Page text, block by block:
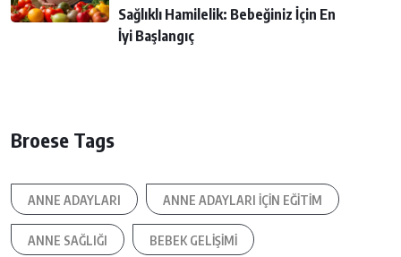
Sağlıklı Hamilelik: Bebeğiniz İçin En
İyi Başlangıç
Broese Tags
ANNE ADAYLARI ANNE ADAYLARI IÇIN EĞITIM
ANNE SAĞLIĞI BEBEK GELIŞIMI